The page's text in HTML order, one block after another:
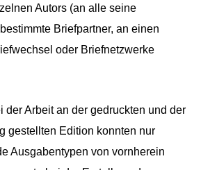
Autors (an alle seine
Briefpartner, an einen
oder Briefnetzwerke
der Arbeit an der gedruckten und der
gestellten Edition konnten nur
Ausgabentypen von vornherein